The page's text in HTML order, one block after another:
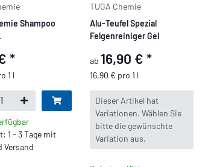
Shampoo
*
1 l
1 - 3 Tage mit
Versand
TUGA Chemie
Alu-Teufel Spezial
Felgenreiniger Gel
ab 16,90 €*
16,90 € pro 1 l
x
Dieser Artikel hat
Variationen. Wählen Sie
bitte die gewünschte
Variation aus.